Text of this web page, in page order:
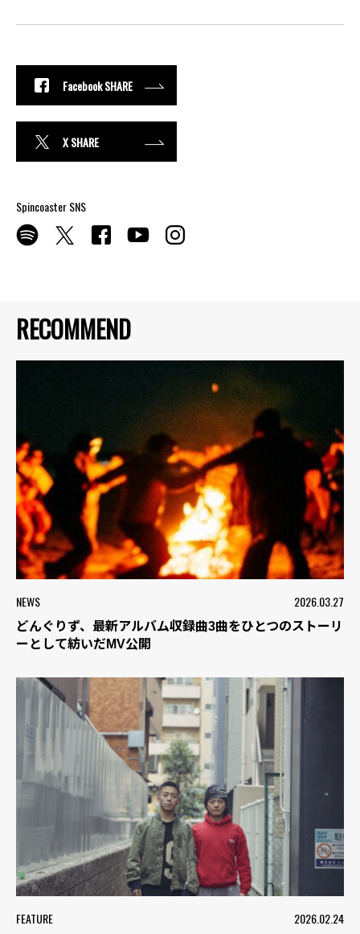
RECOMMEND
NEWS 2026.03.27
どんぐりず、最新アルバム収録曲3曲をひとつのストーリ
ーとして紡いだMV公開
FEATURE
2026.02.24
Facebook SHARE
X SHARE
Spincoaster SNS